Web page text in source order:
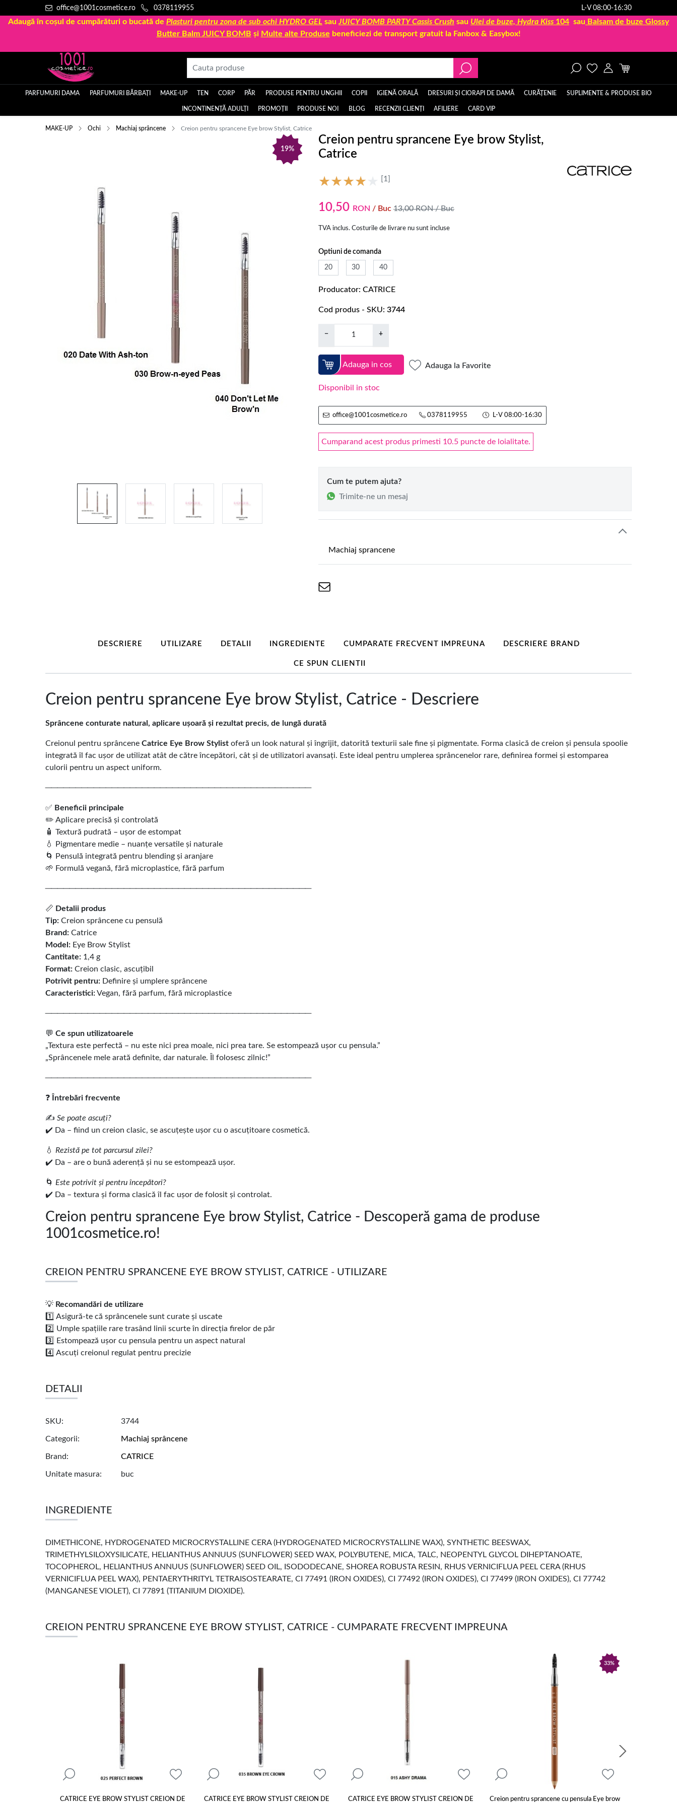
office@1001cosmetice.ro 0378119955 L-V 08:00-16:30
Adaugă în coșul de cumpărături o bucată de Plasturi pentru zona de sub ochi HYDRO GEL sau JUICY BOMB PARTY Cassis Crush sau Ulei de buze, Hydra Kiss 104 sau Balsam de buze Glossy
Butter Balm JUICY BOMB și Multe alte Produse beneficiezi de transport gratuit la Fanbox & Easybox!
PARFUMURI DAMA PARFUMURI BĂRBAȚI MAKE-UP TEN CORP PĂR PRODUSE PENTRU UNGHII COPII IGIENĂ ORALĂ DRESURI ȘI CIORAPI DE DAMĂ CURĂȚENIE SUPLIMENTE & PRODUSE BIO
INCONTINENȚĂ ADULȚI PROMOȚII PRODUSE NOI BLOG RECENZII CLIENȚI AFILIERE CARD VIP
MAKE-UP Ochi Machiaj sprâncene Creion pentru sprancene Eye brow Stylist, Catrice
19%
Creion pentru sprancene Eye brow Stylist,
Catrice
[1]
10,50 RON / Buc 13,00RON / Buc
TVA inclus. Costurile de livrare nu sunt incluse
Optiuni de comanda
20 30 40
Producator CATRICE
Cod produs - SKU 3744
− +
Adauga in cos Adauga la Favorite
Disponibil in stoc
office@1001cosmetice.ro 0378119955 L-V 08:00-16:30
Cumparand acest produs primesti 10.5 puncte de loialitate.
Cum te putem ajuta?
Trimite-ne un mesaj
Machiaj sprancene
DESCRIERE UTILIZARE DETALII INGREDIENTE CUMPARATE FRECVENT IMPREUNA DESCRIERE BRAND
CE SPUN CLIENTII
Creion pentru sprancene Eye brow Stylist, Catrice - Descriere
Sprâncene conturate natural, aplicare ușoară și rezultat precis, de lungă durată
Creionul pentru sprâncene Catrice Eye Brow Stylist oferă un look natural și îngrijit, datorită texturii sale fine și pigmentate. Forma clasică de creion și pensula spoolie
integrată îl fac ușor de utilizat atât de către începători, cât și de utilizatori avansați. Este ideal pentru umplerea sprâncenelor rare, definirea formei și estomparea
culorii pentru un aspect uniform.
────────────────────────────────────────────
✅ Beneficii principale
✏️ Aplicare precisă și controlată
🧴 Textură pudrată – ușor de estompat
💧 Pigmentare medie – nuanțe versatile și naturale
🌀 Pensulă integrată pentru blending și aranjare
🌱 Formulă vegană, fără microplastice, fără parfum
────────────────────────────────────────────
📏 Detalii produs
Tip: Creion sprâncene cu pensulă
Brand: Catrice
Model: Eye Brow Stylist
Cantitate: 1,4 g
Format: Creion clasic, ascuțibil
Potrivit pentru: Definire și umplere sprâncene
Caracteristici:Vegan, fără parfum, fără microplastice
────────────────────────────────────────────
💬 Ce spun utilizatoarele
„Textura este perfectă – nu este nici prea moale, nici prea tare. Se estompează ușor cu pensula.”
„Sprâncenele mele arată definite, dar naturale. Îl folosesc zilnic!”
────────────────────────────────────────────
❓ Întrebări frecvente
✍️ Se poate ascuți?
✔️ Da – fiind un creion clasic, se ascuțește ușor cu o ascuțitoare cosmetică.
💧 Rezistă pe tot parcursul zilei?
✔️ Da – are o bună aderență și nu se estompează ușor.
🌀 Este potrivit și pentru începători?
✔️ Da – textura și forma clasică îl fac ușor de folosit și controlat.
Creion pentru sprancene Eye brow Stylist, Catrice - Descoperă gama de produse
1001cosmetice.ro!
CREION PENTRU SPRANCENE EYE BROW STYLIST, CATRICE - UTILIZARE
💡 Recomandări de utilizare
1️⃣ Asigură-te că sprâncenele sunt curate și uscate
2️⃣ Umple spațiile rare trasând linii scurte în direcția firelor de păr
3️⃣ Estompează ușor cu pensula pentru un aspect natural
4️⃣ Ascuți creionul regulat pentru precizie
DETALII
SKU 3744
Categorii Machiaj sprâncene
Brand CATRICE
Unitate masura buc
INGREDIENTE
DIMETHICONE, HYDROGENATED MICROCRYSTALLINE CERA (HYDROGENATED MICROCRYSTALLINE WAX), SYNTHETIC BEESWAX,
TRIMETHYLSILOXYSILICATE, HELIANTHUS ANNUUS (SUNFLOWER) SEED WAX, POLYBUTENE, MICA, TALC, NEOPENTYL GLYCOL DIHEPTANOATE,
TOCOPHEROL, HELIANTHUS ANNUUS (SUNFLOWER) SEED OIL, ISODODECANE, SHOREA ROBUSTA RESIN, RHUS VERNICIFLUA PEEL CERA (RHUS
VERNICIFLUA PEEL WAX), PENTAERYTHRITYL TETRAISOSTEARATE, CI 77491 (IRON OXIDES), CI 77492 (IRON OXIDES), CI 77499 (IRON OXIDES), CI 77742
(MANGANESE VIOLET), CI 77891 (TITANIUM DIOXIDE).
CREION PENTRU SPRANCENE EYE BROW STYLIST, CATRICE - CUMPARATE FRECVENT IMPREUNA
CATRICE EYE BROW STYLIST CREION DE CATRICE EYE BROW STYLIST CREION DE CATRICE EYE BROW STYLIST CREION DE
33%
Creion pentru sprancene cu pensula Eye brow